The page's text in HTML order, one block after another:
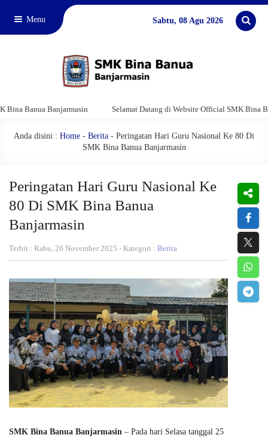
Menu Sabtu, 08 Agu 2026
Banjarmasin Selamat Datang di Website Official SMK Bina Banua
Anda disini : Home - Berita - Peringatan Hari Guru Nasional Ke 80 Di
SMK Bina Banua Banjarmasin
Peringatan Hari Guru Nasional Ke
80 Di SMK Bina Banua
Banjarmasin
Terbit : Rabu, 26 November 2025 - Kategori : Berita
SMK Bina Banua Banjarmasin – Pada hari Selasa tanggal 25